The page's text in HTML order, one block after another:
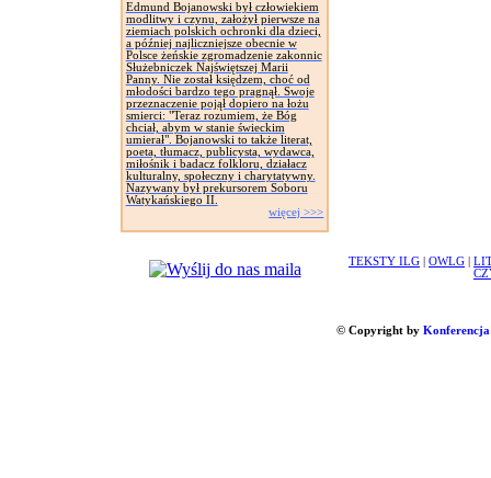
Edmund Bojanowski był człowiekiem
modlitwy i czynu, założył pierwsze na
ziemiach polskich ochronki dla dzieci,
a później najliczniejsze obecnie w
Polsce żeńskie zgromadzenie zakonnic
Służebniczek Najświętszej Marii
Panny. Nie został księdzem, choć od
młodości bardzo tego pragnął. Swoje
przeznaczenie pojął dopiero na łożu
smierci: "Teraz rozumiem, że Bóg
chciał, abym w stanie świeckim
umierał". Bojanowski to także literat,
poeta, tłumacz, publicysta, wydawca,
miłośnik i badacz folkloru, działacz
kulturalny, społeczny i charytatywny.
Nazywany był prekursorem Soboru
Watykańskiego II.
więcej >>>
TEKSTY ILG OWLG
© Copyright by Konferencja